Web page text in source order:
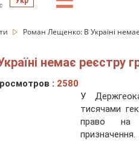
Роман Лещенко: В Україні
немає реєстру
: 2580
У
тисячами
право на